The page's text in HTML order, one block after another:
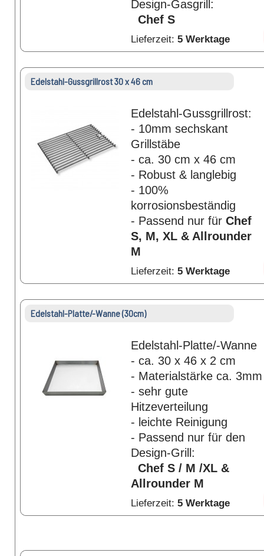
Design-Gasgrill:
Chef S
Lieferzeit: 5 Werktage
Edelstahl-Gussgrillrost 30 x 46 cm
Edelstahl-Gussgrillrost:
- 10mm sechskant
Grillstäbe
- ca. 30 cm x 46 cm
- Robust & langlebig
- 100%
korrosionsbeständig
- Passend nur für Chef
S, M, XL & Allrounder
M
Lieferzeit: 5 Werktage
Edelstahl-Platte/-Wanne (30cm)
Edelstahl-Platte/-Wanne
- ca. 30 x 46 x 2 cm
- Materialstärke ca. 3mm
- sehr gute
Hitzeverteilung
- leichte Reinigung
- Passend nur für den
Design-Grill:
Chef S / M /XL &
Allrounder M
Lieferzeit: 5 Werktage